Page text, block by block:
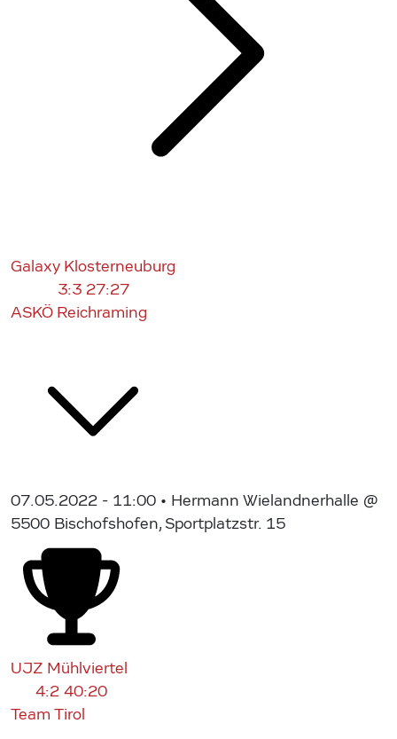
Galaxy Klosterneuburg
3:3 27:27
ASKÖ Reichraming
07.05.2022 - 11:00 • Hermann Wielandnerhalle @
5500 Bischofshofen, Sportplatzstr. 15
UJZ Mühlviertel
4:2 40:20
Team Tirol